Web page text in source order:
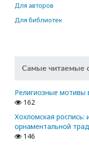
Для авторов
Для библиотек
Самые читаемые
Религиозные мотивы
162
Хохломская
орнаментальной
146